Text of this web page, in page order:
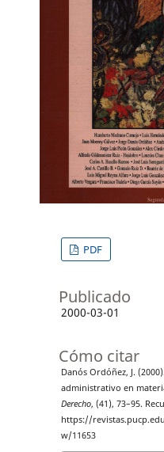
PDF
Publicado
2000-03-01
Cómo citar
Danós Ordóñez, J.
administrativo en
Derecho, (41), 73–95.
https://
w/11653